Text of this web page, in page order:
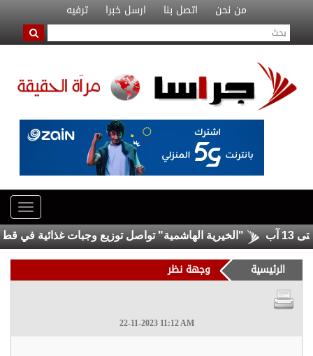
من نحن اتصل بنا ارسل خبرا ترفيه
"الخيرية الهاشمية" تواصل توزيع وجبات غذائية في قطاع غزة
الرئيسية وجهة نظر
22-11-2023 11:12 AM